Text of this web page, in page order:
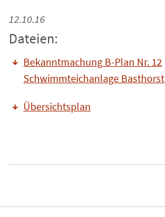
12.10.16
Dateien:
Bekanntmachung B-Plan Nr. 12
Schwimmteichanlage Basthorst
Übersichtsplan